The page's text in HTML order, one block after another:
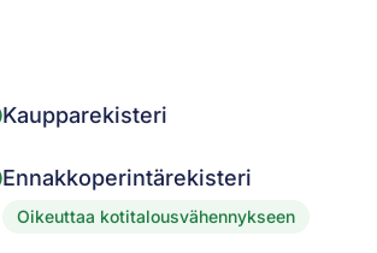
Kaupparekisteri
Ennakkoperintärekisteri
Oikeuttaa kotitalousvähennykseen